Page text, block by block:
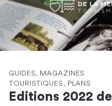
GUIDES, MAGAZINES
TOURISTIQUES, PLANS
Editions 2022 de